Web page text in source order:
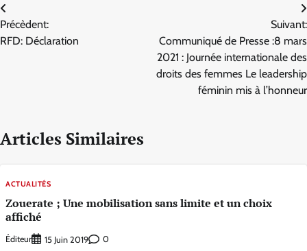
Navigation
de
Précèdent:
RFD: Déclaration
Suivant:
Communiqué de Presse :8 mars
2021 : Journée internationale des
droits des femmes Le leadership
féminin mis à l’honneur
Articles Similaires
ACTUALITÉS
Zouerate ; Une mobilisation sans limite et un choix
affiché
Éditeur 15 Juin 2019 0